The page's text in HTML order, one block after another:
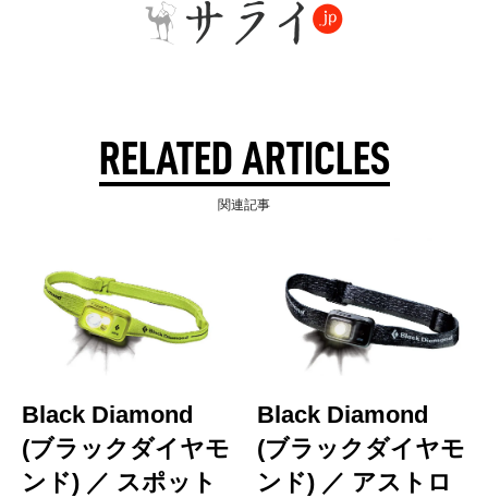
RELATED ARTICLES
関連記事
Black Diamond
(ブラックダイヤモ
ンド) ／ スポット
Black Diamond
(ブラックダイヤモ
ンド) ／ アストロ